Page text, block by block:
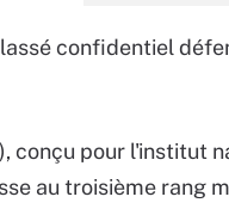
confidentiel
conçu pour l'institut
au troisième rang